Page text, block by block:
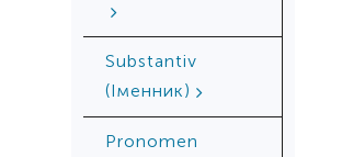
Substantiv
(Іменник)
Pronomen